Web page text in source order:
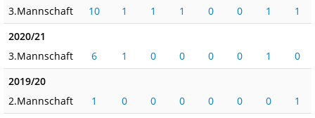
3.Mannschaft
10 1 1 1 0 0 1
1
2020/21
3.Mannschaft
6 1 0 0 0 0 1
0
2019/20
2.Mannschaft
1 0 0 0 0 0 0
1